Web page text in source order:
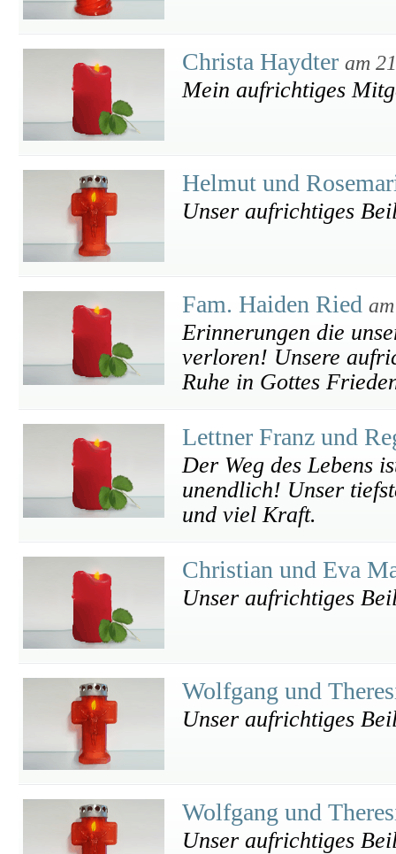
Christa Haydter am
Mein aufrichtiges
Helmut und
Unser aufrichtiges
Fam. Haiden Ried
Erinnerungen die
verloren! Unsere
Ruhe in Gottes
Lettner Franz und
Der Weg des Lebens
unendlich! Unser
und viel Kraft.
Christian und Eva
Unser aufrichtiges
Wolfgang und
Unser aufrichtiges
Wolfgang und
Unser aufrichtiges